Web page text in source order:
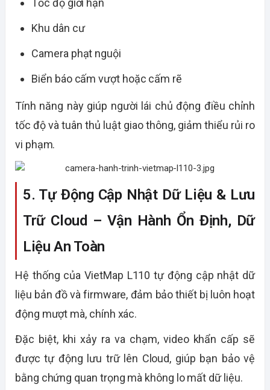
Tốc độ giới hạn
Khu dân cư
Camera phạt nguội
Biển báo cấm vượt hoặc cấm rẽ
Tính năng này giúp người lái chủ động điều chỉnh
tốc độ và tuân thủ luật giao thông, giảm thiểu rủi ro
vi phạm.
5. Tự Động Cập Nhật Dữ Liệu & Lưu
Trữ Cloud – Vận Hành Ổn Định, Dữ
Liệu An Toàn
Hệ thống của VietMap L110 tự động cập nhật dữ
liệu bản đồ và firmware, đảm bảo thiết bị luôn hoạt
động mượt mà, chính xác.
Đặc biệt, khi xảy ra va chạm, video khẩn cấp sẽ
được tự động lưu trữ lên Cloud, giúp bạn bảo vệ
bằng chứng quan trọng mà không lo mất dữ liệu.